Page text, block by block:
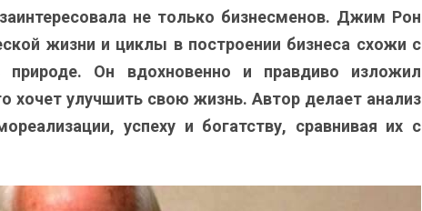
не только бизнесменов. Джим Рон
жизни и циклы в построении бизнеса схожи с
природе. Он вдохновенно и правдиво изложил
хочет улучшить свою жизнь. Автор делает анализ
успеху и богатству, сравнивая их с